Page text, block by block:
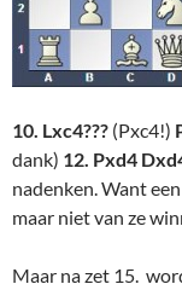
10. Lxc4??? (Pxc4!)
dank) 12. Pxd4
nadenken. Want
maar niet van ze
Maar na zet 15.